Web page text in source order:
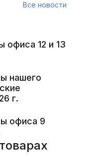
Все новости
офиса 12 и 13
нашего
г.
офиса 9